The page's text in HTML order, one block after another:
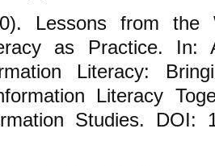
Lessons from the
as Practice.
Literacy:
Literacy
Studies. DOI: